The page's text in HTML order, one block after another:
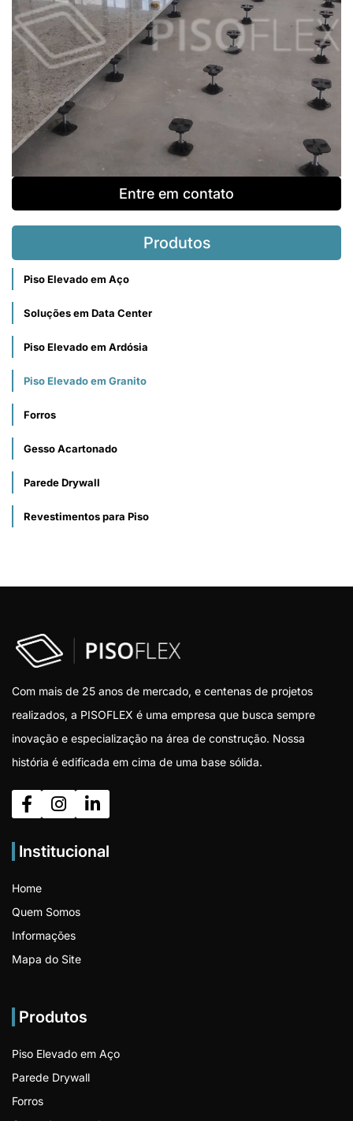
Entre em contato
Produtos
Piso Elevado em Aço
Soluções em Data Center
Piso Elevado em Ardósia
Piso Elevado em Granito
Forros
Gesso Acartonado
Parede Drywall
Revestimentos para Piso
Com mais de 25 anos de mercado, e centenas de projetos
realizados, a PISOFLEX é uma empresa que busca sempre
inovação e especialização na área de construção. Nossa
história é edificada em cima de uma base sólida.
Institucional
Home
Quem Somos
Informações
Mapa do Site
Produtos
Piso Elevado em Aço
Parede Drywall
Forros